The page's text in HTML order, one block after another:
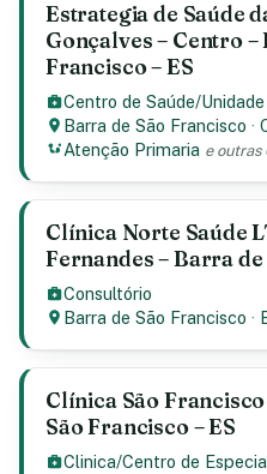
Estrategia de Saúde
Gonçalves – Centro –
Francisco – ES
Centro de Saúde/
Barra de São Francisco ·
Atenção Primaria e outras
Clínica Norte Saúde
Fernandes – Barra de
Consultório
Barra de São Francisco ·
Clínica São
São Francisco – ES
Clinica/Centro de